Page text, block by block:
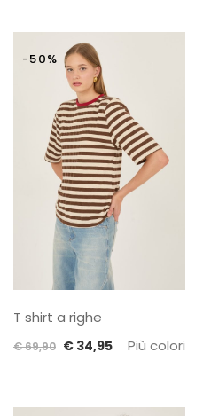
era:
€ 95,90.
è:
-50%
T shirt a righe
€69,90 Il
era:
€ 34,95Il
è:
Più colori